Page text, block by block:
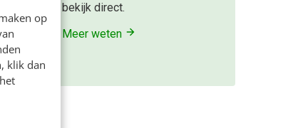
op
klik dan
bekijk direct.
Meer weten